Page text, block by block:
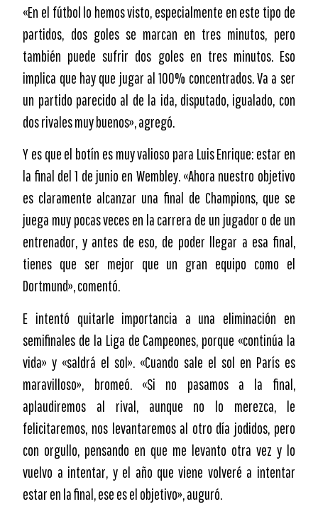
«En el fútbol lo hemos visto, especialmente en este tipo de
partidos, dos goles se marcan en tres minutos, pero
también puede sufrir dos goles en tres minutos. Eso
implica que hay que jugar al 100% concentrados. Va a ser
un partido parecido al de la ida, disputado, igualado, con
dos rivales muy buenos», agregó.
Y es que el botín es muy valioso para Luis Enrique: estar en
la final del 1 de junio en Wembley. «Ahora nuestro objetivo
es claramente alcanzar una final de Champions, que se
juega muy pocas veces en la carrera de un jugador o de un
entrenador, y antes de eso, de poder llegar a esa final,
tienes que ser mejor que un gran equipo como el
Dortmund», comentó.
E intentó quitarle importancia a una eliminación en
semifinales de la Liga de Campeones, porque «continúa la
vida» y «saldrá el sol». «Cuando sale el sol en París es
maravilloso», bromeó. «Si no pasamos a la final,
aplaudiremos al rival, aunque no lo merezca, le
felicitaremos, nos levantaremos al otro día jodidos, pero
con orgullo, pensando en que me levanto otra vez y lo
vuelvo a intentar, y el año que viene volveré a intentar
estar en la final, ese es el objetivo», auguró.